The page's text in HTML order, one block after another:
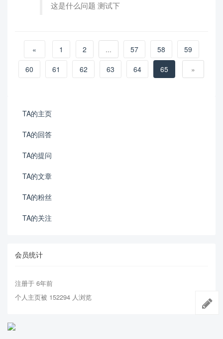
这是什么问题 测试下
« 1 2 ... 57 58
59
60
61 62 63 64 65 »
TA的主页
TA的回答
TA的提问
TA的文章
TA的粉丝
TA的关注
会员统计
注册于 6年前
个人主页被 152294 人浏览